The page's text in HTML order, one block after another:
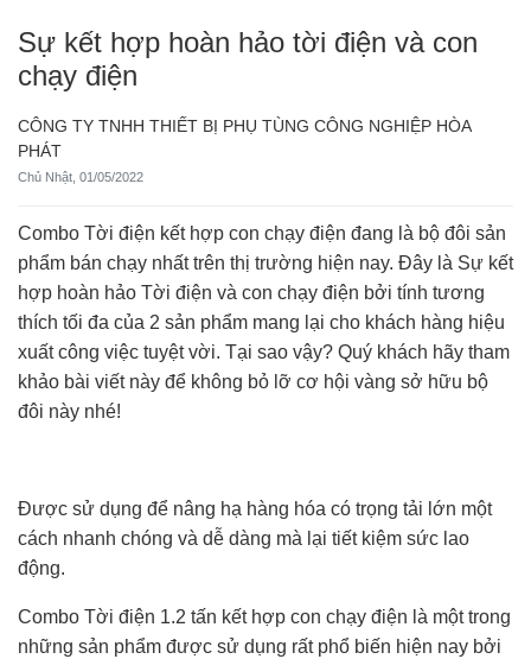
Sự kết hợp hoàn hảo tời điện và con
chạy điện
CÔNG TY TNHH THIẾT BỊ PHỤ TÙNG CÔNG NGHIỆP HÒA
PHÁT
Chủ Nhật, 01/05/2022
Combo Tời điện kết hợp con chạy điện đang là bộ đôi sản
phẩm bán chạy nhất trên thị trường hiện nay. Đây là Sự kết
hợp hoàn hảo Tời điện và con chạy điện bởi tính tương
thích tối đa của 2 sản phẩm mang lại cho khách hàng hiệu
xuất công việc tuyệt vời. Tại sao vậy? Quý khách hãy tham
khảo bài viết này để không bỏ lỡ cơ hội vàng sở hữu bộ
đôi này nhé!
Được sử dụng để nâng hạ hàng hóa có trọng tải lớn một
cách nhanh chóng và dễ dàng mà lại tiết kiệm sức lao
động.
Combo Tời điện 1.2 tấn kết hợp con chạy điện là một trong
những sản phẩm được sử dụng rất phổ biến hiện nay bởi